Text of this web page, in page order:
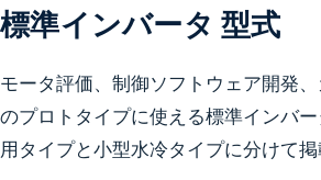
標準インバータ 型式
モータ評価、制御ソフトウェア開発
のプロトタイプに使える標準インバ
用タイプと小型水冷タイプに分けて掲